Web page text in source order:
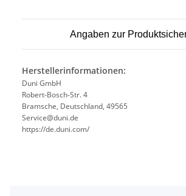
Angaben zur
Herstellerinformationen:
Duni GmbH
Robert-Bosch-Str. 4
Bramsche, Deutschland, 49565
Service@duni.de
https://de.duni.com/